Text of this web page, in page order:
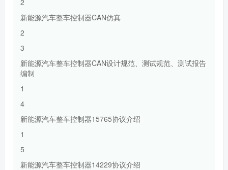
新能源汽车整车控制器CAN仿真
2
3
新能源汽车整车控制器CAN设计规范、测试规范、测试报告
编制
1
4
新能源汽车整车控制器15765协议介绍
1
5
新能源汽车整车控制器14229协议介绍